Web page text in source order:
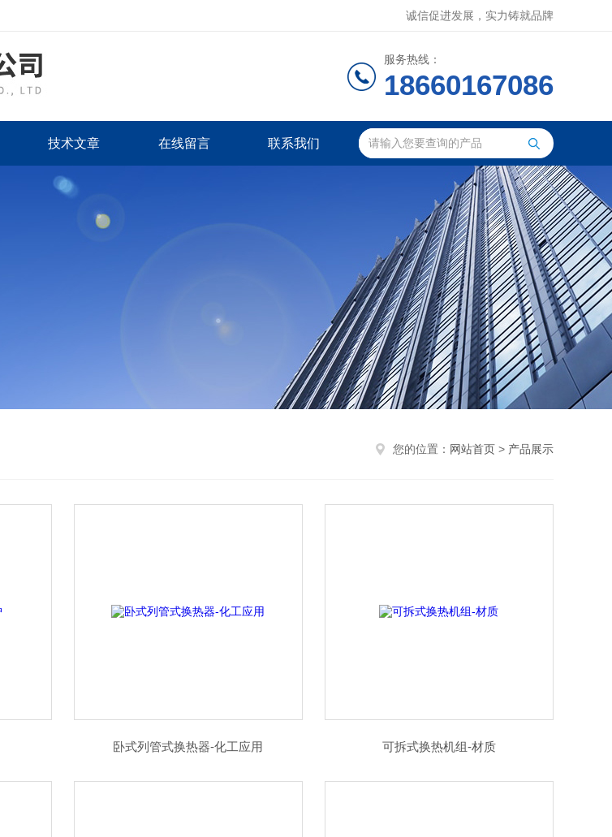
诚信促进发展，实力铸就品牌
服务热线：
18660167086
技术文章 在线留言 联系我们
您的位置： 网站首页 > 产品展示
卧式列管式换热器-化工应用 可拆式换热机组-材质